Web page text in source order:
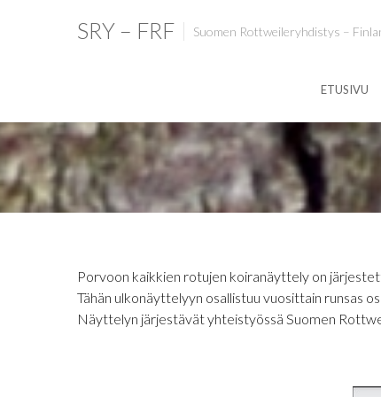
SRY – FRF Suomen Rottweileryhdistys –
ETUSIVU
Porvoon kaikkien rotujen koiranäyttely on
Tähän ulkonäyttelyyn osallistuu vuosittain runsas
Näyttelyn järjestävät yhteistyössä Suomen